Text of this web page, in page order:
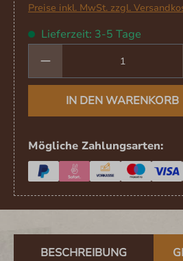
Preise inkl. MwSt. zzgl.
Lieferzeit: 3-5 Tage
Produkt Anzahl: Gib
IN DEN WARENKORB
Mögliche Zahlungsarten:
BESCHREIBUNG